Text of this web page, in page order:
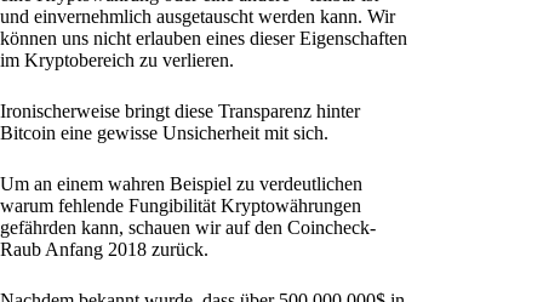
und einvernehmlich ausgetauscht werden kann. Wir
können uns nicht erlauben eines dieser Eigenschaften
im Kryptobereich zu verlieren.
Ironischerweise bringt diese Transparenz hinter
Bitcoin eine gewisse Unsicherheit mit sich.
Um an einem wahren Beispiel zu verdeutlichen
warum fehlende Fungibilität Kryptowährungen
gefährden kann, schauen wir auf den Coincheck-
Raub Anfang 2018 zurück.